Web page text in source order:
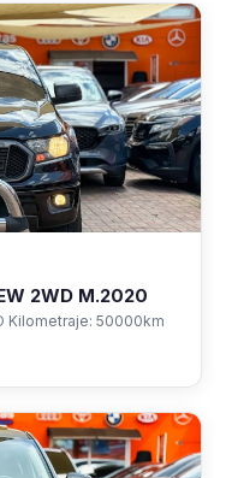
2WD M.2020
Kilometraje: 50000km